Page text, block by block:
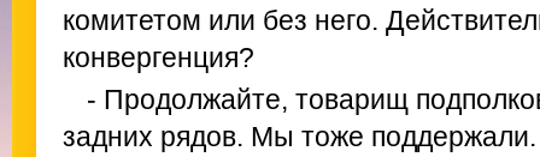
комитетом или без него.
конвергенция?
- Продолжайте, товарищ
задних рядов. Мы тоже